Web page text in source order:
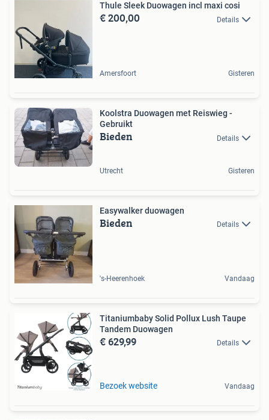
Thule Sleek Duowagen incl maxi cosi
€ 200,00 Details
Amersfoort Gisteren
Koolstra Duowagen met Reiswieg -
Gebruikt
Bieden Details
Utrecht Gisteren
Easywalker duowagen
Bieden Details
's-Heerenhoek Vandaag
Titaniumbaby Solid Pollux Lush Taupe
Tandem Duowagen
€ 629,99 Details
Bezoek website Vandaag